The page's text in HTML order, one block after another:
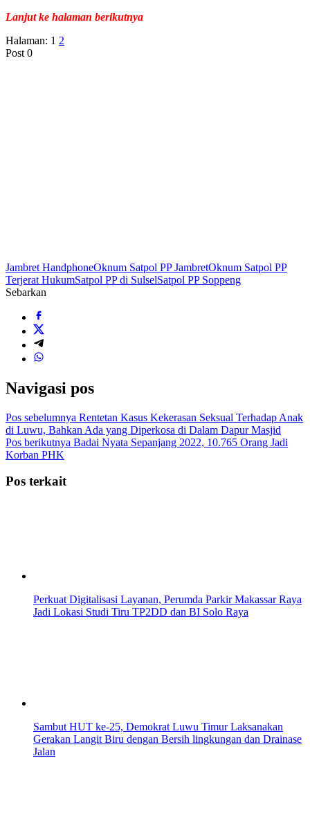
Lanjut ke halaman berikutnya
Halaman: 1 2
Post 0
Jambret HandphoneOknum Satpol PP JambretOknum Satpol PP
Terjerat HukumSatpol PP di SulselSatpol PP Soppeng
Sebarkan
Navigasi pos
Pos sebelumnya Rentetan Kasus Kekerasan Seksual Terhadap Anak
di Luwu, Bahkan Ada yang Diperkosa di Dalam Dapur Masjid
Pos berikutnya Badai Nyata Sepanjang 2022, 10.765 Orang Jadi
Korban PHK
Pos terkait
Perkuat Digitalisasi Layanan, Perumda Parkir Makassar Raya
Jadi Lokasi Studi Tiru TP2DD dan BI Solo Raya
Sambut HUT ke-25, Demokrat Luwu Timur Laksanakan
Gerakan Langit Biru dengan Bersih lingkungan dan Drainase
Jalan